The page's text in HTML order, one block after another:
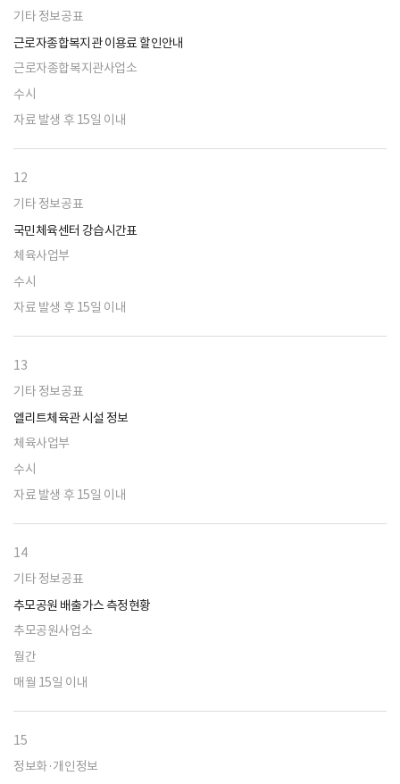
기타 정보공표
근로자종합복지관 이용료 할인안내
근로자종합복지관사업소
수시
자료 발생 후 15일 이내
12
기타 정보공표
국민체육센터 강습시간표
체육사업부
수시
자료 발생 후 15일 이내
13
기타 정보공표
엘리트체육관 시설 정보
체육사업부
수시
자료 발생 후 15일 이내
14
기타 정보공표
추모공원 배출가스 측정현황
추모공원사업소
월간
매월 15일 이내
15
정보화·개인정보